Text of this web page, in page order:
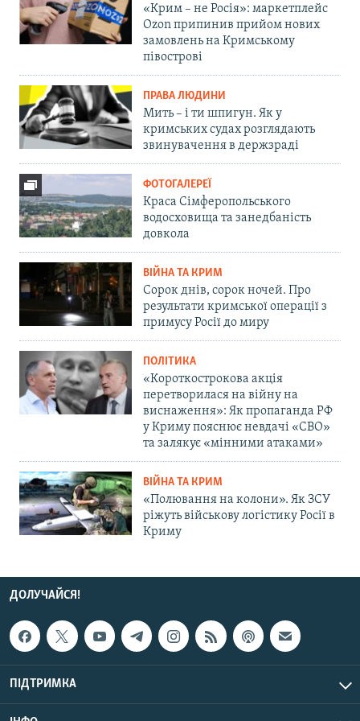
«Крим – не Росія»: маркетплейс
Ozon припинив прийом нових
замовлень на Кримському
півострові
ПРАВА ЛЮДИНИ
Мить – і ти шпигун. Як у
кримських судах розглядають
звинувачення в держзраді
ФОТОГАЛЕРЕЇ
Краса Сімферопольського
водосховища та занедбаність
довкола
ВІЙНА ТА КРИМ
Сорок днів, сорок ночей. Про
результати кримської операції з
примусу Росії до миру
ПОЛІТИКА
«Короткострокова акція
перетворилася на війну на
виснаження»: Як пропаганда РФ
у Криму пояснює невдачі «СВО»
та залякує «мінними атаками»
ВІЙНА ТА КРИМ
«Полювання на колони». Як ЗСУ
ріжуть військову логістику Росії в
Криму
ДОЛУЧАЙСЯ!
ПІДТРИМКА